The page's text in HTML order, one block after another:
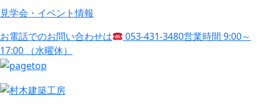
見学会・イベント情報
お電話でのお問い合わせは
053-431-3480営業時間 9:00～
17:00 （水曜休）